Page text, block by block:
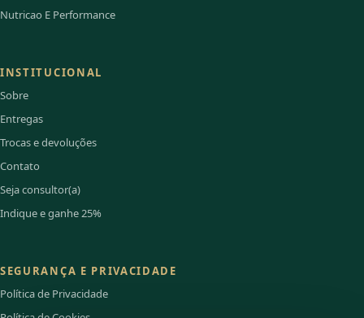
Nutricao E Performance
INSTITUCIONAL
Sobre
Entregas
Trocas e devoluções
Contato
Seja consultor(a)
Indique e ganhe 25%
SEGURANÇA E PRIVACIDADE
Política de Privacidade